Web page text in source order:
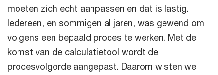
moeten zich echt aanpassen en dat is lastig.
Iedereen, en sommigen al jaren, was gewend om
volgens een bepaald proces te werken. Met de
komst van de calculatietool wordt de
procesvolgorde aangepast. Daarom wisten we